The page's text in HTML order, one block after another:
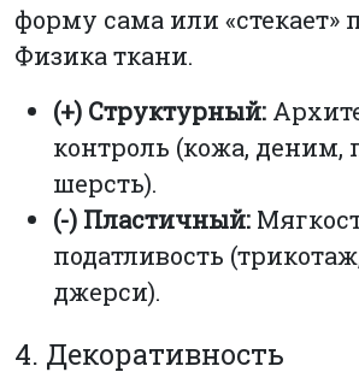
форму сама или «стекает»
Физика ткани.
(+) Структурный:
контроль (кожа, деним,
шерсть).
(-) Пластичный:
податливость
джерси).
4. Декоративность